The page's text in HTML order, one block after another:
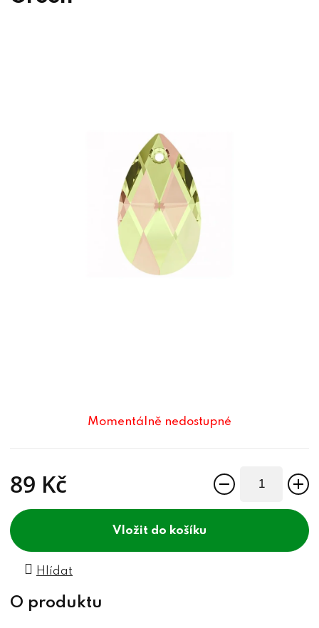
Momentálně nedostupné
89 Kč
do košíku
Hlídat